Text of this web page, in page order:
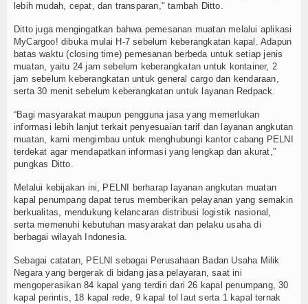
lebih mudah, cepat, dan transparan," tambah Ditto.
Ditto juga mengingatkan bahwa pemesanan muatan melalui aplikasi
MyCargoo! dibuka mulai H-7 sebelum keberangkatan kapal. Adapun
batas waktu (closing time) pemesanan berbeda untuk setiap jenis
muatan, yaitu 24 jam sebelum keberangkatan untuk kontainer, 2
jam sebelum keberangkatan untuk general cargo dan kendaraan,
serta 30 menit sebelum keberangkatan untuk layanan Redpack.
“Bagi masyarakat maupun pengguna jasa yang memerlukan
informasi lebih lanjut terkait penyesuaian tarif dan layanan angkutan
muatan, kami mengimbau untuk menghubungi kantor cabang PELNI
terdekat agar mendapatkan informasi yang lengkap dan akurat,”
pungkas Ditto.
Melalui kebijakan ini, PELNI berharap layanan angkutan muatan
kapal penumpang dapat terus memberikan pelayanan yang semakin
berkualitas, mendukung kelancaran distribusi logistik nasional,
serta memenuhi kebutuhan masyarakat dan pelaku usaha di
berbagai wilayah Indonesia.
Sebagai catatan, PELNI sebagai Perusahaan Badan Usaha Milik
Negara yang bergerak di bidang jasa pelayaran, saat ini
mengoperasikan 84 kapal yang terdiri dari 26 kapal penumpang, 30
kapal perintis, 18 kapal rede, 9 kapal tol laut serta 1 kapal ternak